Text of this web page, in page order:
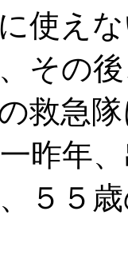
使え
その
救急
昨年
５５